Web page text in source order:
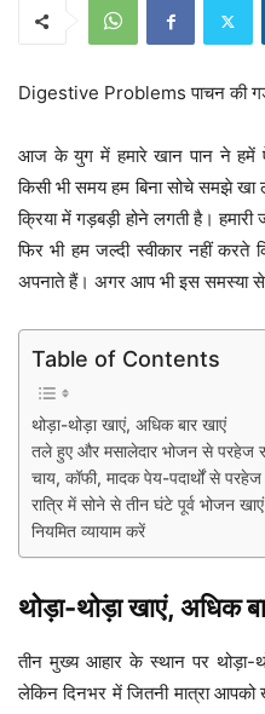
Digestive Problems पाचन की
आज के युग में हमारे खान पान ने हमें
किसी भी समय हम बिना सोचे समझे खा
क्रिया में गड़बड़ी होने लगती है।
फिर भी हम जल्दी स्वीकार नहीं
अपनाते हैं। अगर आप भी इस समस्या से
Table of Contents
थोड़ा-थोड़ा खाएं, अधिक बार खाएं
तले हुए और मसालेदार भोजन से परहेज
चाय, कॉफी, मादक पेय-पदार्थों से
रात्रि में सोने से तीन घंटे पूर्व भोजन खाएं
नियमित व्यायाम करें
थोड़ा-थोड़ा खाएं, अधिक
तीन मुख्य आहार के स्थान पर थोड़ा-
लेकिन दिनभर में जितनी मात्रा